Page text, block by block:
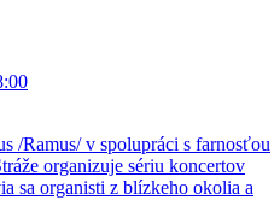
/Ramus/ v spolupráci s farnosťou
organizuje sériu koncertov
sa organisti z blízkeho okolia a